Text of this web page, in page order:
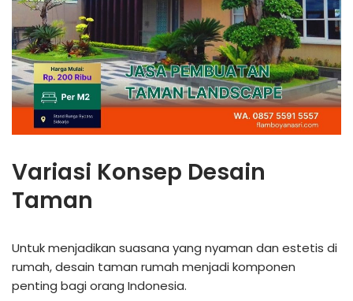
Variasi Konsep Desain
Taman
Untuk menjadikan suasana yang nyaman dan estetis di
rumah, desain taman rumah menjadi komponen
penting bagi orang Indonesia.